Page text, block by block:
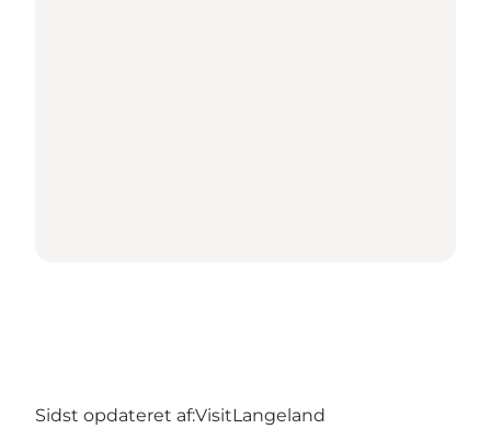
Sidst opdateret af:VisitLangeland